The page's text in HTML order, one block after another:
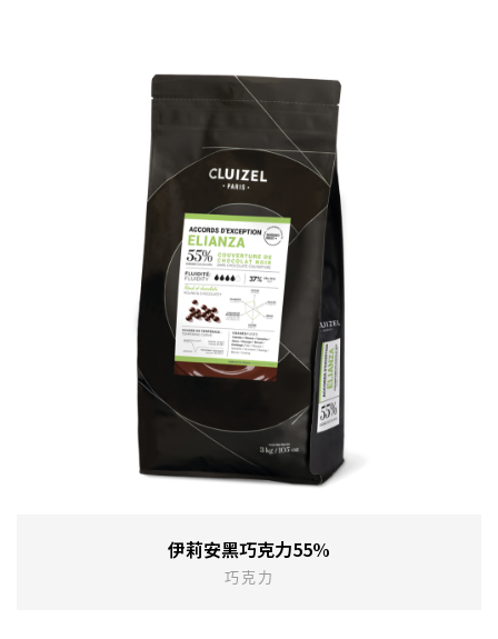
伊莉安黑巧克力55%
巧克力